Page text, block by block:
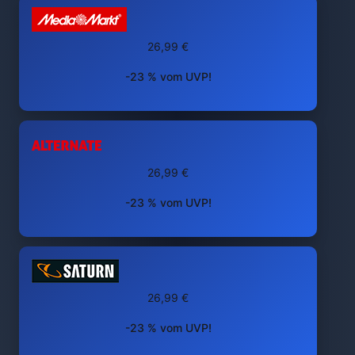
26,99 €
-23 % vom UVP!
26,99 €
-23 % vom UVP!
26,99 €
-23 % vom UVP!